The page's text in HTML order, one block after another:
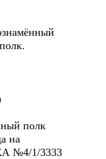
полк
на
№4/1/3333